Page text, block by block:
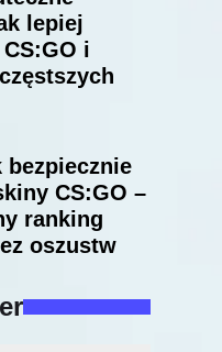
lepiej
i
bezpiecznie
CS:GO –
ranking
oszustw